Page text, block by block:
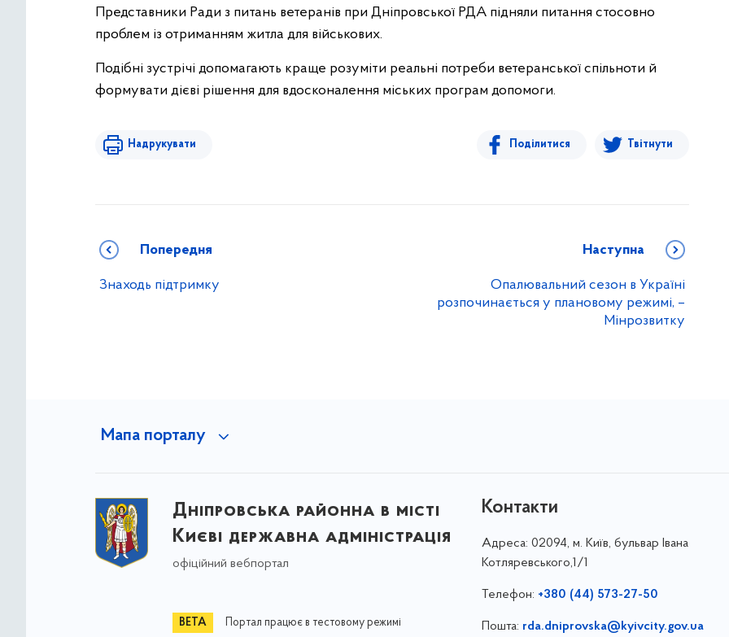
Представники Ради з питань ветеранів при Дніпровської РДА підняли питання стосовно
проблем із отриманням житла для військових.
Подібні зустрічі допомагають краще розуміти реальні потреби ветеранської спільноти й
формувати дієві рішення для вдосконалення міських програм допомоги.
Надрукувати Поділитися Твітнути
Попередня
Знаходь підтримку
Наступна
Опалювальний сезон в Україні
розпочинається у плановому режимі, –
Мінрозвитку
Мапа порталу
Дніпровська районна в місті
Києві державна адміністрація
офіційний вебпортал
Портал працює в тестовому режимі
Контакти
Адреса: 02094, м. Київ, бульвар Івана
Котляревського,1/1
Телефон: +380 (44) 573-27-50
Пошта: rda.dniprovska@kyivcity.gov.ua